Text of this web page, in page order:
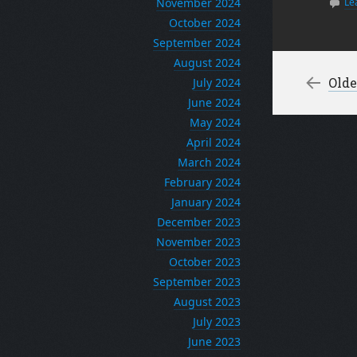
←
October 2024
September 2024
August 2024
July 2024
June 2024
May 2024
April 2024
March 2024
February 2024
January 2024
December 2023
November 2023
October 2023
September 2023
August 2023
July 2023
June 2023